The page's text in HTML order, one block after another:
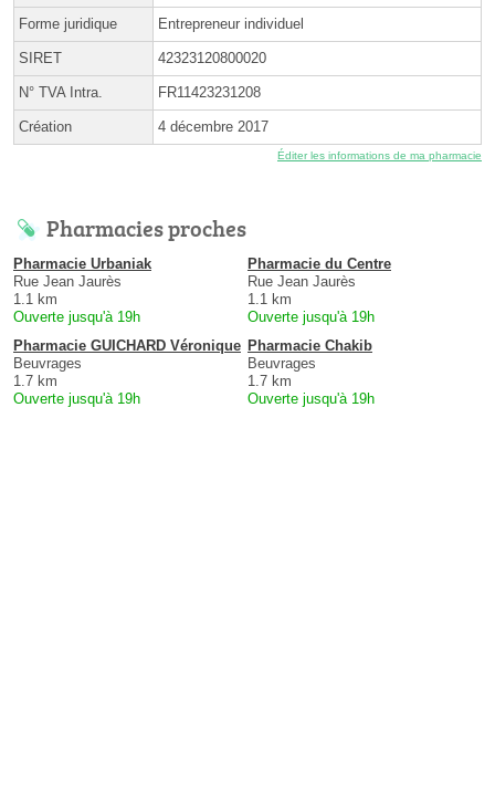
Forme juridique Entrepreneur individuel
SIRET 42323120800020
N° TVA Intra. FR11423231208
Création 4 décembre 2017
Éditer les informations de ma pharmacie
Pharmacies proches
Pharmacie Urbaniak
Rue Jean Jaurès
1.1 km
Ouverte jusqu'à 19h
Pharmacie du Centre
Rue Jean Jaurès
1.1 km
Ouverte jusqu'à 19h
Pharmacie GUICHARD Véronique
Beuvrages
1.7 km
Ouverte jusqu'à 19h
Pharmacie Chakib
Beuvrages
1.7 km
Ouverte jusqu'à 19h